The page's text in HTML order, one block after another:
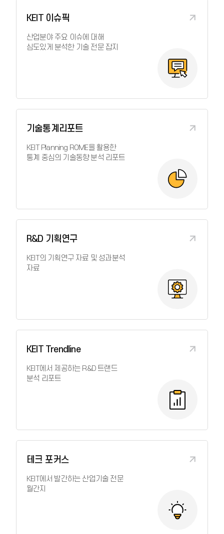
KEIT 이슈픽
산업분야 주요 이슈에 대해
심도있게 분석한 기술 전문 잡지
기술통계리포트
KEIT Planning ROME을 활용한
통계 중심의 기술동향 분석 리포트
R&D 기획연구
KEIT의 기획연구 자료 및 성과분석
자료
KEIT Trendline
KEIT에서 제공하는 R&D 트랜드
분석 리포트
테크 포커스
KEIT에서 발간하는 산업기술 전문
월간지